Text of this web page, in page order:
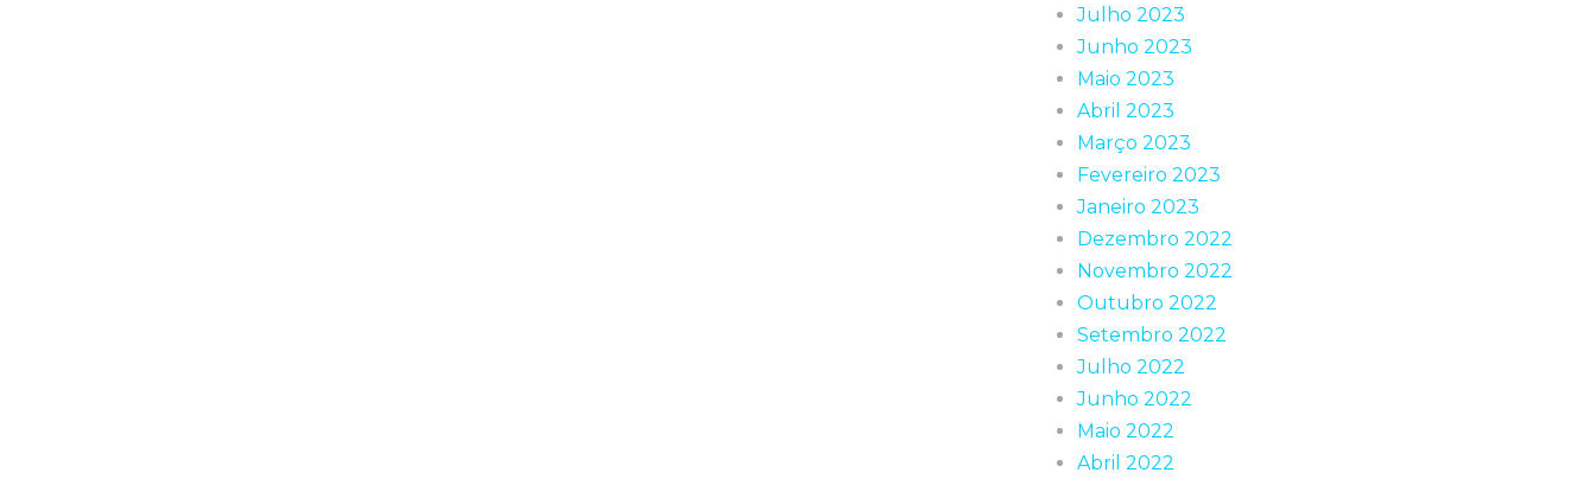
Julho 2023
Junho 2023
Maio 2023
Abril 2023
Março 2023
Fevereiro 2023
Janeiro 2023
Dezembro 2022
Novembro 2022
Outubro 2022
Setembro 2022
Julho 2022
Junho 2022
Maio 2022
Abril 2022